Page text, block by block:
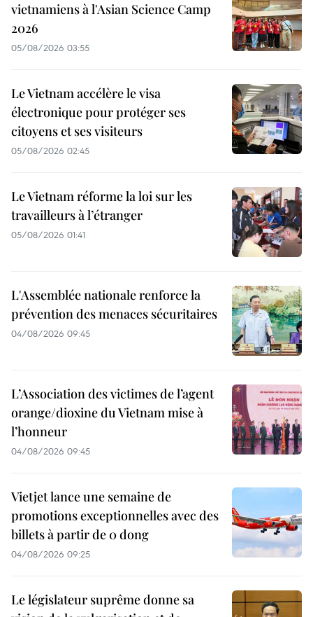
vietnamiens à l'Asian Science Camp
2026
05/08/2026 03:55
Le Vietnam accélère le visa
électronique pour protéger ses
citoyens et ses visiteurs
05/08/2026 02:45
Le Vietnam réforme la loi sur les
travailleurs à l’étranger
05/08/2026 01:41
L'Assemblée nationale renforce la
prévention des menaces sécuritaires
04/08/2026 09:45
L’Association des victimes de l’agent
orange/dioxine du Vietnam mise à
l’honneur
04/08/2026 09:45
Vietjet lance une semaine de
promotions exceptionnelles avec des
billets à partir de 0 dong
04/08/2026 09:25
Le législateur suprême donne sa